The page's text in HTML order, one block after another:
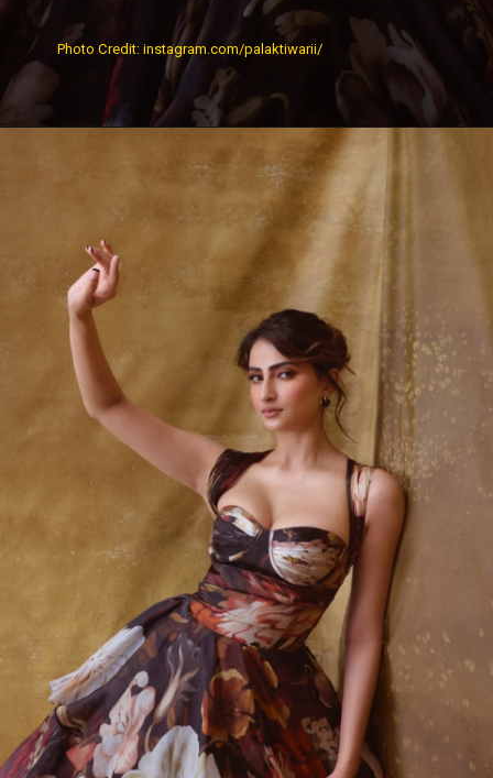
Photo Credit: instagram.com/palaktiwarii/